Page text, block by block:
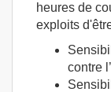
heures de
exploits
contre